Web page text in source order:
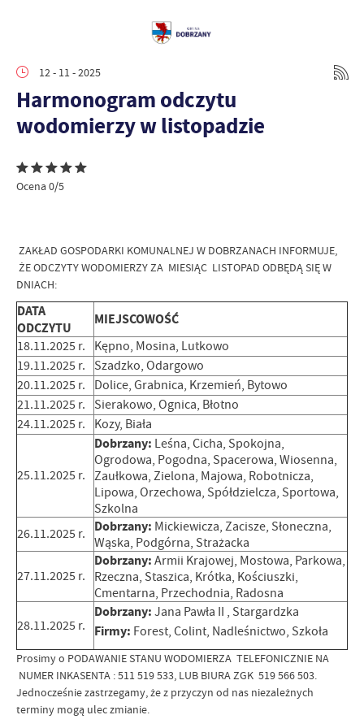
12 - 11 - 2025
Harmonogram odczytu
wodomierzy w listopadzie
Ocena 0/5
ZAKŁAD GOSPODARKI KOMUNALNEJ W DOBRZANACH INFORMUJE,
ŻE ODCZYTY WODOMIERZY ZA MIESIĄC LISTOPAD ODBĘDĄ SIĘ W
DNIACH:
DATA
ODCZYTU
MIEJSCOWOŚĆ
18.11.2025 r.
Kępno, Mosina, Lutkowo
19.11.2025 r.
Szadzko, Odargowo
20.11.2025 r.
Dolice, Grabnica, Krzemień, Bytowo
21.11.2025 r.
Sierakowo, Ognica, Błotno
24.11.2025 r.
Kozy, Biała
25.11.2025 r.
Dobrzany: Leśna, Cicha, Spokojna,
Ogrodowa, Pogodna, Spacerowa, Wiosenna,
Zaułkowa, Zielona, Majowa, Robotnicza,
Lipowa, Orzechowa, Spółdzielcza, Sportowa,
Szkolna
26.11.2025 r.
Dobrzany: Mickiewicza, Zacisze, Słoneczna,
Wąska, Podgórna, Strażacka
27.11.2025 r.
Dobrzany: Armii Krajowej, Mostowa, Parkowa,
Rzeczna, Staszica, Krótka, Kościuszki,
Cmentarna, Przechodnia, Radosna
28.11.2025 r.
Dobrzany: Jana Pawła II , Stargardzka
Firmy: Forest, Colint, Nadleśnictwo, Szkoła
Prosimy o PODAWANIE STANU WODOMIERZA TELEFONICZNIE NA
NUMER INKASENTA : 511 519 533, LUB BIURA ZGK 519 566 503.
Jednocześnie zastrzegamy, że z przyczyn od nas niezależnych
terminy mogą ulec zmianie.